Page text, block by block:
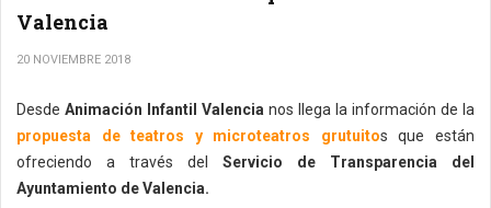
Valencia
20 NOVIEMBRE 2018
Desde Animación Infantil Valencia nos llega la información de la
propuesta de teatros y microteatros grutuitos que están
ofreciendo a través del
Servicio de Transparencia del
Ayuntamiento de Valencia.